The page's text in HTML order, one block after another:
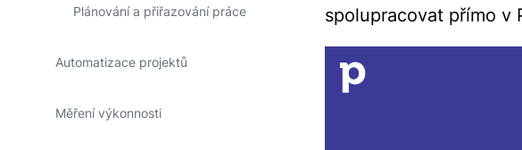
Plánování a přiřazování práce
Automatizace projektů
Měření výkonnosti
spolupracovat přímo v